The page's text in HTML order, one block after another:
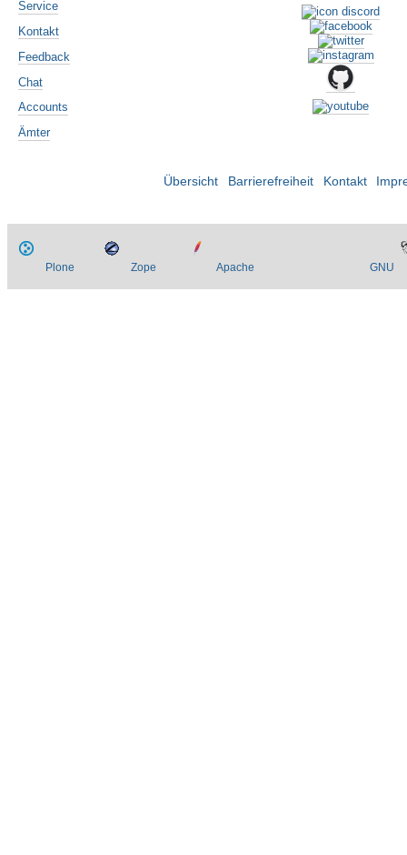
Service
Kontakt
Feedback
Chat
Accounts
Ämter
Übersicht Barrierefreiheit Kontakt
Plone Zope Apache GNU